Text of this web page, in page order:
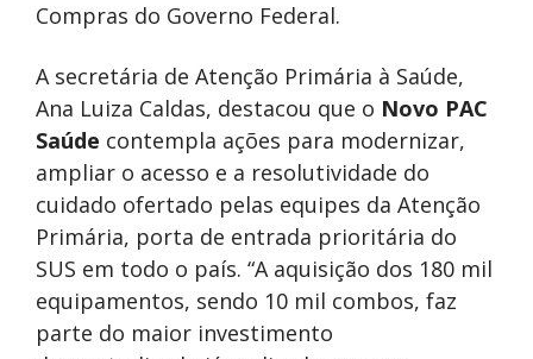
Compras do Governo Federal.
A secretária de Atenção Primária à Saúde,
Ana Luiza Caldas, destacou que o Novo PAC
Saúde contempla ações para modernizar,
ampliar o acesso e a resolutividade do
cuidado ofertado pelas equipes da Atenção
Primária, porta de entrada prioritária do
SUS em todo o país. “A aquisição dos 180 mil
equipamentos, sendo 10 mil combos, faz
parte do maior investimento